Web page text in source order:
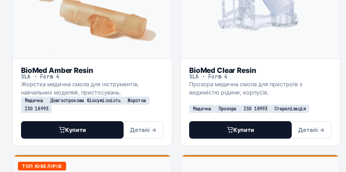
BioMed Amber Resin
SLA · Form 4
Жорстка медична смола для інструментів,
навчальних моделей, пристосувань.
Медична Довгострокова біосумісність
Жорстка
ISO 10993
Купити Деталі →
BioMed Clear Resin
SLA · Form 4
Прозора медична смола для пристроїв з
видимістю рідини, корпусів.
Медична Прозора ISO 10993 Стерилізація
Купити Деталі →
ТОП ЮВЕЛІРІВ